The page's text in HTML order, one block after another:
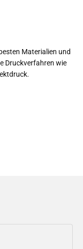
Materialien und
Druckverfahren wie